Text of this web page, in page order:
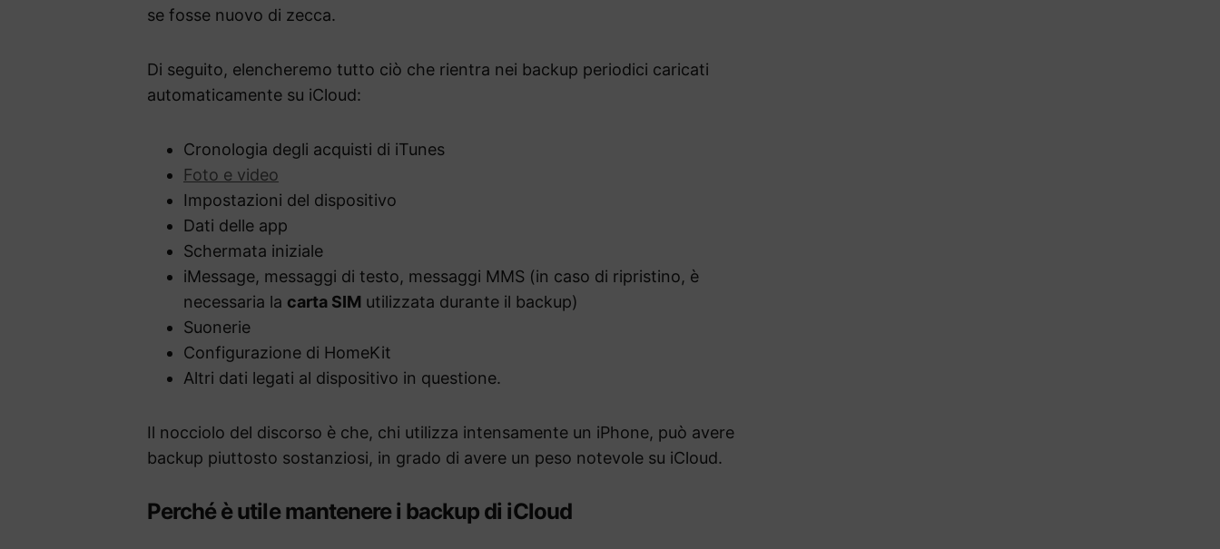
se fosse nuovo di zecca.
Di seguito, elencheremo tutto ciò che rientra nei backup periodici caricati
automaticamente su iCloud:
Cronologia degli acquisti di iTunes
Foto e video
Impostazioni del dispositivo
Dati delle app
Schermata iniziale
iMessage, messaggi di testo, messaggi MMS (in caso di ripristino, è
necessaria la carta SIM utilizzata durante il backup)
Suonerie
Configurazione di HomeKit
Altri dati legati al dispositivo in questione.
Il nocciolo del discorso è che, chi utilizza intensamente un iPhone, può avere
backup piuttosto sostanziosi, in grado di avere un peso notevole su iCloud.
Perché è utile mantenere i backup di iCloud